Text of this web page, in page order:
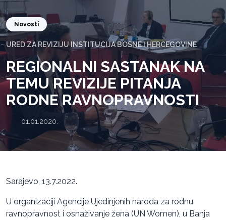
Novosti
URED ZA REVIZIJU INSTITUCIJA BOSNE I HERCEGOVINE
REGIONALNI SASTANAK NA
TEMU REVIZIJE PITANJA
RODNE RAVNOPRAVNOSTI
01.01.2020.
Sarajevo, 13.7.2022.
U organizaciji Agencije Ujedinjenih naroda za rodnu
ravnopravnost i osnaživanje žena (UN Women), u Banja